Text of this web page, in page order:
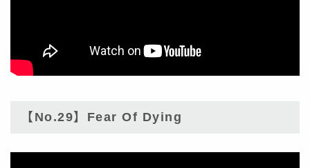
【No.29】Fear Of Dying